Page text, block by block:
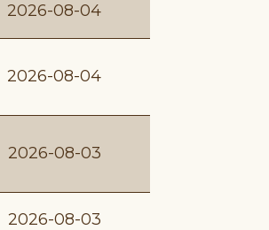
2026-08-04
2026-08-04
2026-08-03
2026-08-03